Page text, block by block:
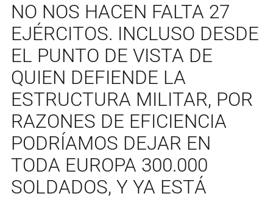
NO NOS HACEN FALTA 27
EJÉRCITOS. INCLUSO DESDE
EL PUNTO DE VISTA DE
QUIEN DEFIENDE LA
ESTRUCTURA MILITAR, POR
RAZONES DE EFICIENCIA
PODRÍAMOS DEJAR EN
TODA EUROPA 300.000
SOLDADOS, Y YA ESTÁ